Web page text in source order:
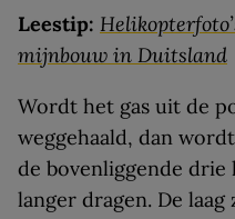
Leestip:
mijnbouw in Duitsland
Wordt het gas uit de
weggehaald, dan
de bovenliggende
langer dragen. De